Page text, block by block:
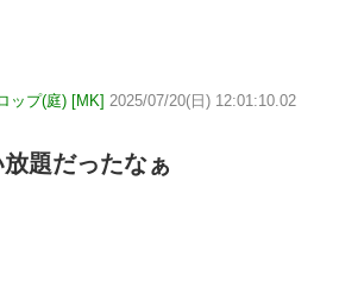
ップ(庭) [MK] 2025/07/20(日) 12:01:10.02
題だったなぁ